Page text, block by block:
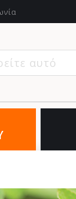
αυτό